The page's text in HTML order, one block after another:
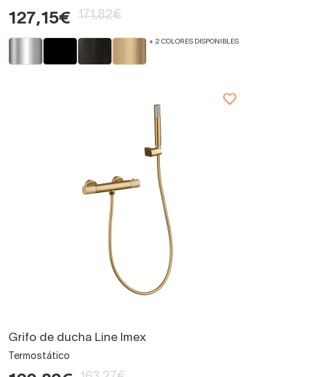
127,15€ 171,82€
+ 2 COLORES DISPONIBLES
Grifo de ducha Line Imex
Termostático